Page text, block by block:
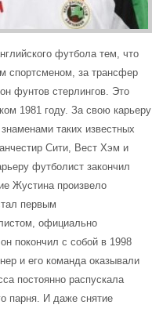
футбола тем, что
спортсменом, за трансфер
фунтов стерлингов. Это
1981 году. За свою карьеру
таких известных
Сити, Вест Хэм и
футболист закончил
Жустина произвело
первым
официально
покончил с собой в 1998
и его команда оказывали
постоянно распускала
парня. И даже снятие